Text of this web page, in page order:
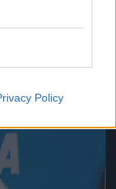
Policy
#10